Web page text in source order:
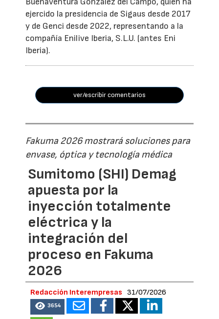
ejercido la presidencia de Sigaus desde 2017
y de Genci desde 2022, representando a la
compañía Enilive Iberia, S.L.U. (antes Eni
Iberia).
ver/escribir comentarios
Fakuma 2026 mostrará soluciones para
envase, óptica y tecnología médica
Sumitomo (SHI) Demag
apuesta por la
inyección totalmente
eléctrica y la
integración del
proceso en Fakuma
2026
Redacción Interempresas 31/07/2026
3654